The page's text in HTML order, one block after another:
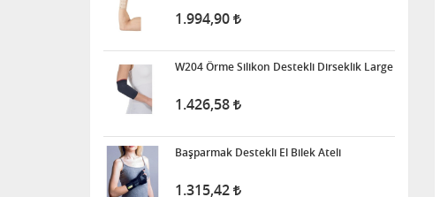
1.994,90
W204 Örme Silikon Destekli Dirseklik Large
1.426,58
Başparmak Destekli El Bilek Ateli
1.315,42